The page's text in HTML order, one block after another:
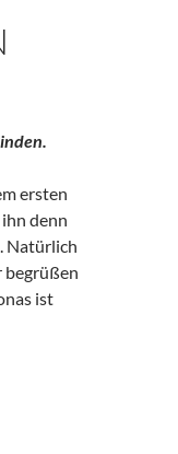
ersten
denn
Natürlich
begrüßen
ist